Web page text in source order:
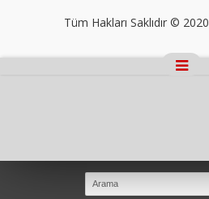
Tüm Hakları Saklıdır © 2020